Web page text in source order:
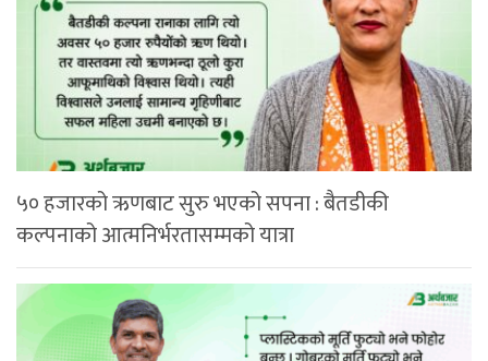
५० हजारको ऋणबाट सुरु भएको सपना : बैतडीकी
कल्पनाको आत्मनिर्भरतासम्मको यात्रा